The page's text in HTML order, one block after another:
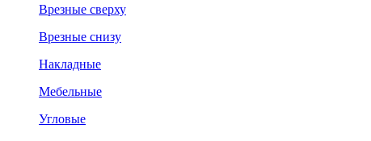
Врезные сверху
Врезные снизу
Накладные
Мебельные
Угловые